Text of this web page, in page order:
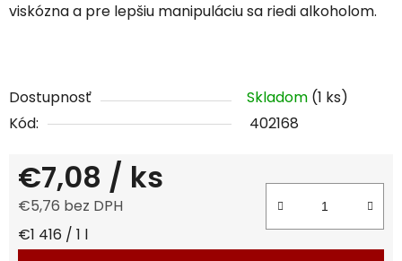
viskózna a pre lepšiu manipuláciu sa riedi alkoholom.
Dostupnosť Skladom (1 ks)
Kód:
402168
€7,08 / ks
€5,76 bez DPH
Jednotková cena:
€1 416 / 1 l